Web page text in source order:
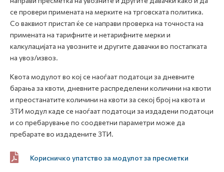
се провери примената на мерките на трговската политика.
Со ваквиот пристап ќе се направи проверка на точноста на
примената на тарифните и нетарифните мерки и
калкулацијата на увозните и другите давачки во постапката
на увоз/извоз.
Квота модулот во кој се наоѓаат податоци за дневните
барања за квоти, дневните распределени количини на квоти
и преостанатите количини на квоти за секој број на квота и
ЗТИ модул каде се наоѓаат податоци за издадени податоци
и со пребарување по соодветни параметри може да
пребарате во издадените ЗТИ.
Корисничко упатство за модулот за пресметки